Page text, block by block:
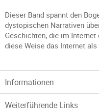
Dieser Band spannt den
dystopischen Narrativen
Geschichten, die im
diese Weise das Internet als
Informationen
Weiterführende Links